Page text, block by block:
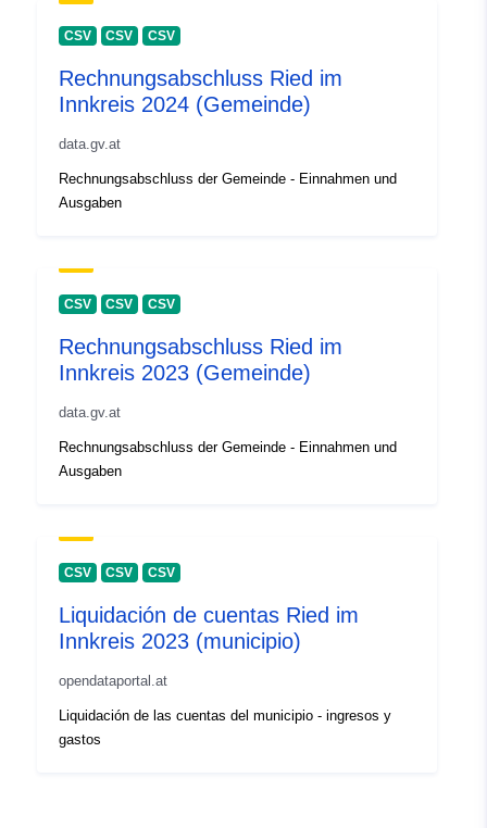
CSV CSV CSV
Rechnungsabschluss Ried im
Innkreis 2024 (Gemeinde)
data.gv.at
Rechnungsabschluss der Gemeinde - Einnahmen und
Ausgaben
CSV CSV CSV
Rechnungsabschluss Ried im
Innkreis 2023 (Gemeinde)
data.gv.at
Rechnungsabschluss der Gemeinde - Einnahmen und
Ausgaben
CSV CSV CSV
Liquidación de cuentas Ried im
Innkreis 2023 (municipio)
opendataportal.at
Liquidación de las cuentas del municipio - ingresos y
gastos